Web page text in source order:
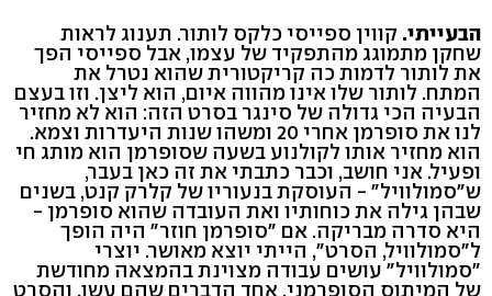
הבעייתי. קווין ספייסי כלקס לותור. תענוג לראות
שחקן מתמוגג מהתפקיד של עצמו, אבל ספייסי הפך
את לותור לדמות כה קריקטורית שהוא נטרל את
המתח. לותור שלו אינו מהווה איום, הוא ליצן. וזו בעצם
הבעיה הכי גדולה של סינגר בסרט הזה: הוא לא מחזיר
לנו את סופרמן אחרי 20 ומשהו שנות היעדרות וצמא.
הוא מחזיר אותו לקולנוע בשעה שסופרמן הוא מותג חי
ופעיל. אני חושב, וכבר כתבתי את זה כאן בעבר,
ש"סמולוויל" - העוסקת בנעוריו של קלרק קנט, בשנים
שבהן גילה את כוחותיו ואת העובדה שהוא סופרמן -
היא סדרה מבריקה. אם "סופרמן חוזר" היה הופך
ל"סמולוויל, הסרט", הייתי יוצא מאושר. יוצרי
"סמולוויל" עושים עבודה מצוינת בהמצאה מחודשת
של המיתוס הסופרמני. אחד הדברים שהם עשו, והסרט